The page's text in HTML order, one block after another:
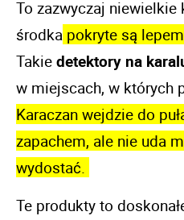
To zazwyczaj
środka pokryte są
Takie detektory na
Karaczan wejdzie do
zapachem, ale nie uda
wydostać.
Te produkty to